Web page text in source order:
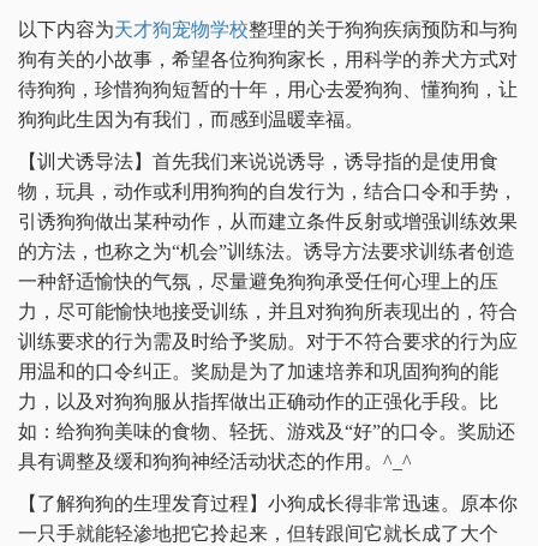
以下内容为天才狗宠物学校整理的关于狗狗疾病预防和与狗
狗有关的小故事，希望各位狗狗家长，用科学的养犬方式对
待狗狗，珍惜狗狗短暂的十年，用心去爱狗狗、懂狗狗，让
狗狗此生因为有我们，而感到温暖幸福。
【训犬诱导法】首先我们来说说诱导，诱导指的是使用食
物，玩具，动作或利用狗狗的自发行为，结合口令和手势，
引诱狗狗做出某种动作，从而建立条件反射或增强训练效果
的方法，也称之为“机会”训练法。诱导方法要求训练者创造
一种舒适愉快的气氛，尽量避免狗狗承受任何心理上的压
力，尽可能愉快地接受训练，并且对狗狗所表现出的，符合
训练要求的行为需及时给予奖励。对于不符合要求的行为应
用温和的口令纠正。奖励是为了加速培养和巩固狗狗的能
力，以及对狗狗服从指挥做出正确动作的正强化手段。比
如：给狗狗美味的食物、轻抚、游戏及“好”的口令。奖励还
具有调整及缓和狗狗神经活动状态的作用。^_^
【了解狗狗的生理发育过程】小狗成长得非常迅速。原本你
一只手就能轻渗地把它拎起来，但转跟间它就长成了大个